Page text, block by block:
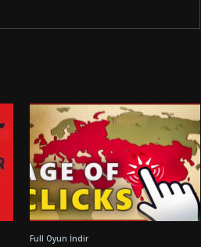
Full Oyun İndir